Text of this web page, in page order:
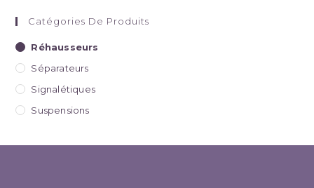
Catégories De Produits
Réhausseurs
Séparateurs
Signalétiques
Suspensions